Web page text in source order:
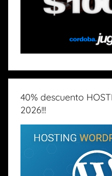
40% descuento
2026!!!